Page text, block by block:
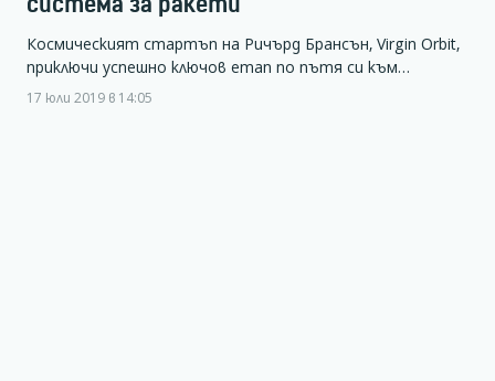
Космическият стартъп на Ричърд Брансън, Virgin Orbit,
приключи успешно ключов етап по пътя си към…
17 юли 2019 в 14:05